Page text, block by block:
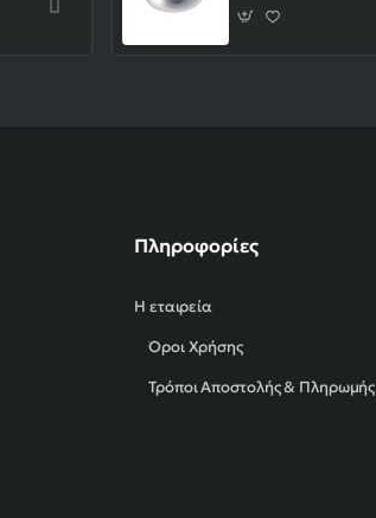
Πληροφορίες
Η εταιρεία
Όροι Χρήσης
Τρόποι Αποστολής & Πληρωμής